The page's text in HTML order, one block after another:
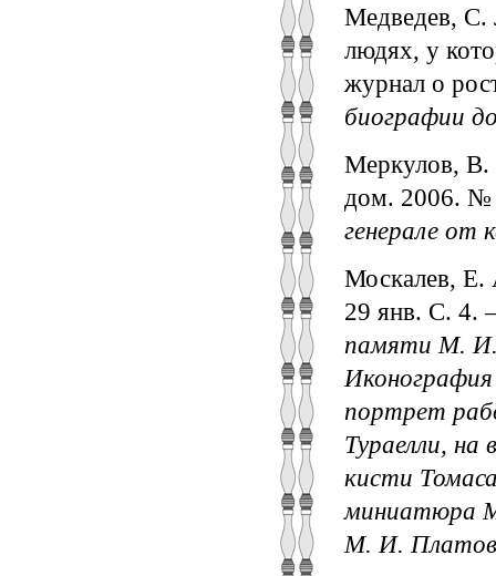
Медведев, С.
людях, у
журнал о
биографии
Меркулов, В.
дом. 2006.
генерале от
Москалев, Е.
29 янв. С.
памяти М. И.
портрет
Тураелли,
кисти
миниатюра
М. И.